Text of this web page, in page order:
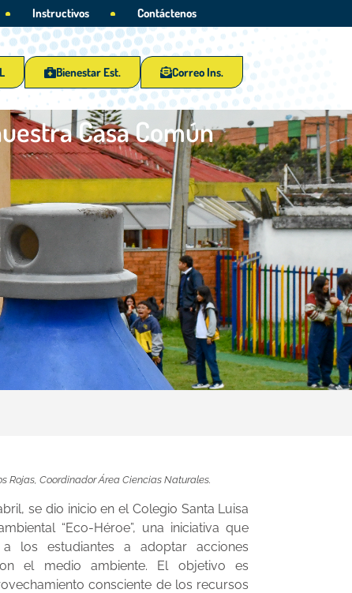
Instructivos Contáctenos
Correo Ins.
Bienestar Est.
Casa Común
Rojas, Coordinador Área Ciencias Naturales.
se dio inicio en el Colegio Santa Luisa
“Eco-Héroe”, una iniciativa que
los estudiantes a adoptar acciones
el medio ambiente. El objetivo es
consciente de los recursos